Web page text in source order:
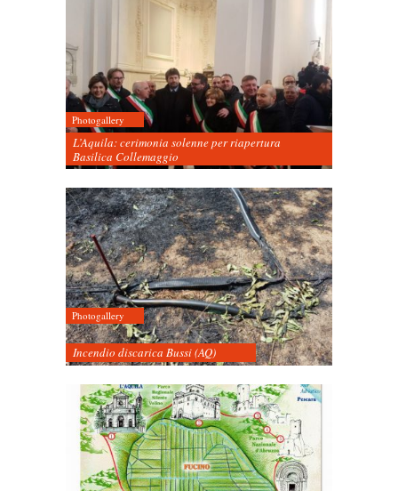
Photogallery
L’Aquila: cerimonia solenne per riapertura
Basilica Collemaggio
Photogallery
Incendio discarica Bussi (AQ)